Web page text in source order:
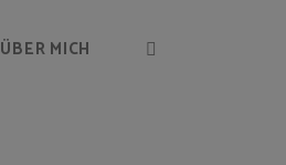
ÜBER MICH